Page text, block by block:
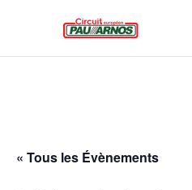
« Tous les Évènements